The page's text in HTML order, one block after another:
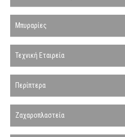
Μπυραρίες
Τεχνική Εταιρεία
Περίπτερα
Ζαχαροπλαστεία